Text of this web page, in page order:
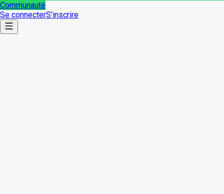
Communauté
Se connecterS'inscrire